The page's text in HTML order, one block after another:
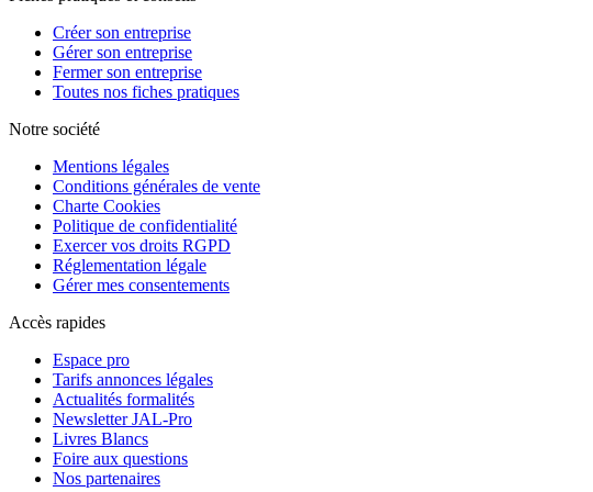
Créer son entreprise
Gérer son entreprise
Fermer son entreprise
Toutes nos fiches pratiques
Notre société
Mentions légales
Conditions générales de vente
Charte Cookies
Politique de confidentialité
Exercer vos droits RGPD
Réglementation légale
Gérer mes consentements
Accès rapides
Espace pro
Tarifs annonces légales
Actualités formalités
Newsletter JAL-Pro
Livres Blancs
Foire aux questions
Nos partenaires